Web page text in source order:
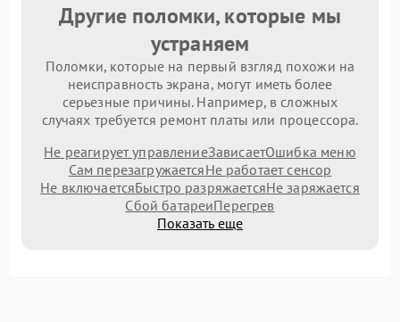
Другие поломки, которые мы
устраняем
Поломки, которые на первый взгляд похожи на
неисправность экрана, могут иметь более
серьезные причины. Например, в сложных
случаях требуется ремонт платы или процессора.
Не реагирует управлениеЗависаетОшибка меню
Сам перезагружаетсяНе работает сенсор
Не включаетсяБыстро разряжаетсяНе заряжается
Сбой батареиПерегрев
Показать еще